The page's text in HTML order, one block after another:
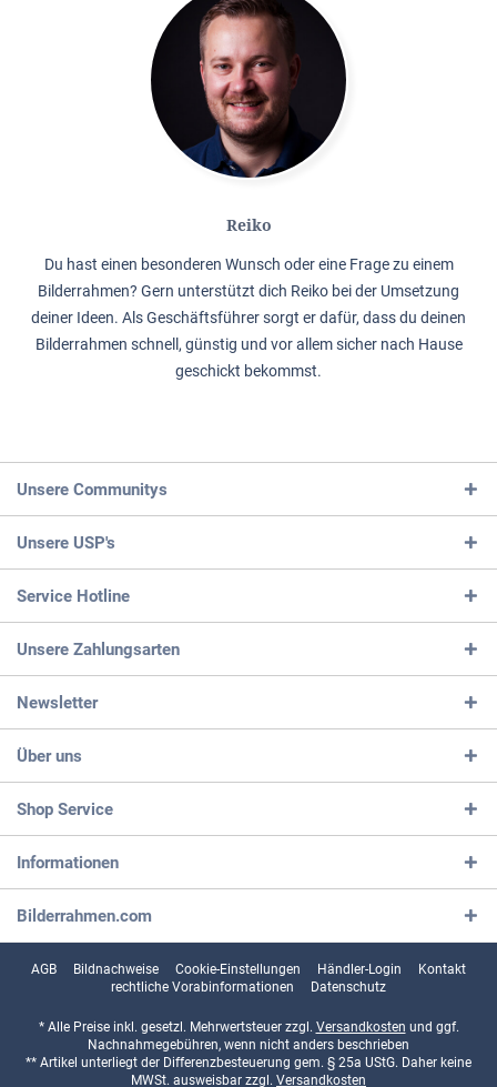
Reiko
Du hast einen besonderen Wunsch oder eine Frage zu einem
Bilderrahmen? Gern unterstützt dich Reiko bei der Umsetzung
deiner Ideen. Als Geschäftsführer sorgt er dafür, dass du deinen
Bilderrahmen schnell, günstig und vor allem sicher nach Hause
geschickt bekommst.
Unsere Communitys
Unsere USP's
Service Hotline
Unsere Zahlungsarten
Newsletter
Über uns
Shop Service
Informationen
Bilderrahmen.com
AGB Bildnachweise Cookie-Einstellungen Händler-Login
Kontakt
rechtliche Vorabinformationen
Datenschutz
* Alle Preise inkl. gesetzl. Mehrwertsteuer zzgl. Versandkosten und ggf.
Nachnahmegebühren, wenn nicht anders beschrieben
** Artikel unterliegt der Differenzbesteuerung gem. § 25a UStG. Daher keine
MWSt. ausweisbar zzgl. Versandkosten